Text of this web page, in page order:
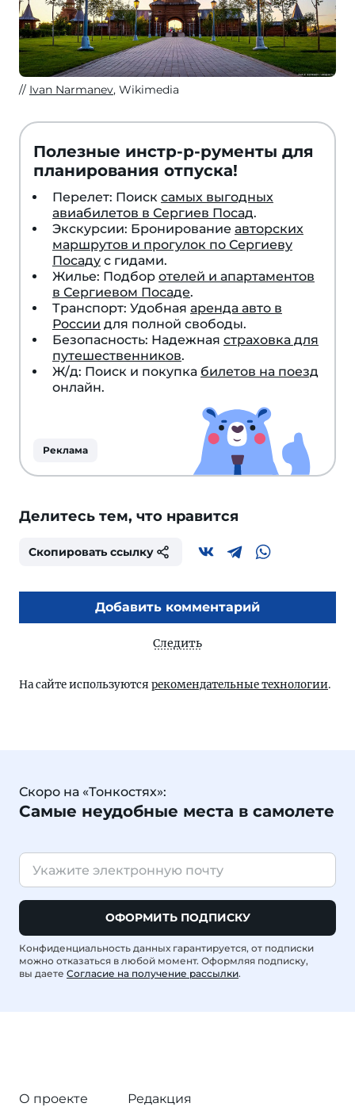
Ivan Narmanev, Wikimedia
Полезные инстр-р-рументы для
планирования отпуска!
Перелет: Поиск самых выгодных
авиабилетов в Сергиев Посад.
Экскурсии: Бронирование авторских
маршрутов и прогулок по Сергиеву
Посаду с гидами.
Жилье: Подбор отелей и апартаментов
в Сергиевом Посаде.
Транспорт: Удобная аренда авто в
России для полной свободы.
Безопасность: Надежная страховка для
путешественников.
Ж/д: Поиск и покупка билетов на поезд
онлайн.
Реклама
Делитесь тем, что нравится
Скопировать ссылку
Добавить комментарий
Следить
На сайте используются рекомендательные технологии.
Скоро на «Тонкостях»:
Самые неудобные места в самолете
ОФОРМИТЬ ПОДПИСКУ
Конфиденциальность данных гарантируется, от подписки
можно отказаться в любой момент. Оформляя подписку,
вы даете Согласие на получение рассылки.
О проекте
Редакция